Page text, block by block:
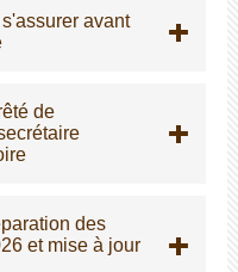
avant
de
des
et mise à jour